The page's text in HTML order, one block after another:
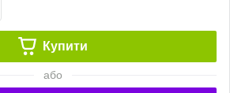
Купити
або